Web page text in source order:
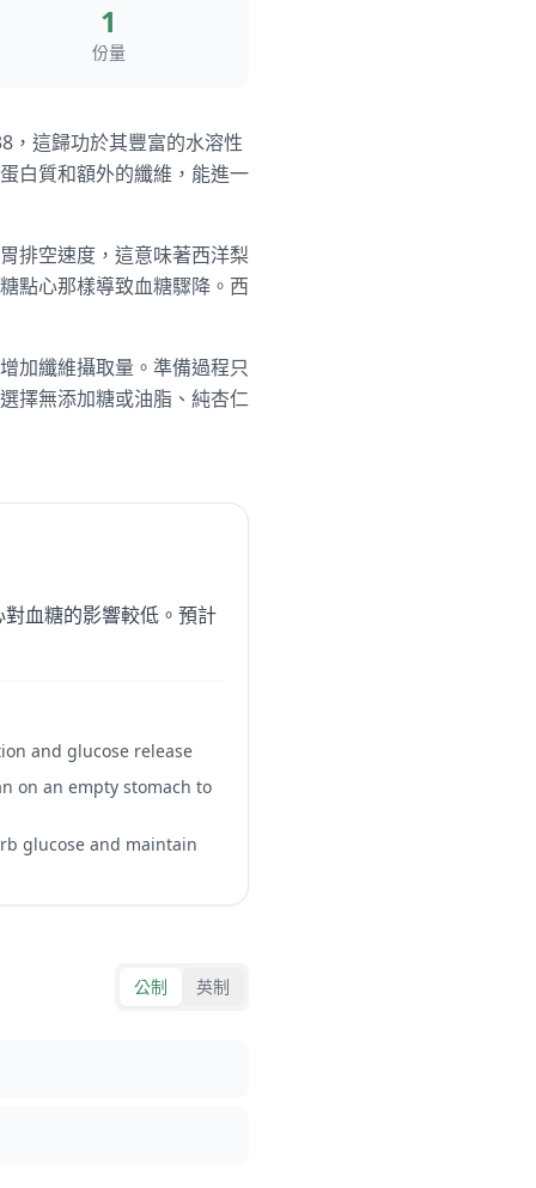
1
份量
，這歸功於其豐富的水溶性
白質和額外的纖維，能進一
排空速度，這意味著西洋梨
點心那樣導致血糖驟降。西
加纖維攝取量。準備過程只
擇無添加糖或油脂、純杏仁
血糖的影響較低。預計
and glucose release
on an empty stomach to
glucose and maintain
公制 英制